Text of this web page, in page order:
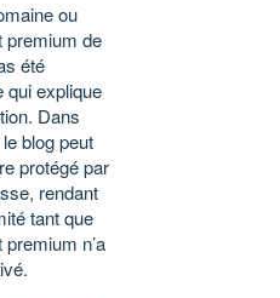
ou
premium de
été
qui explique
Dans
blog peut
protégé par
rendant
tant que
premium n’a